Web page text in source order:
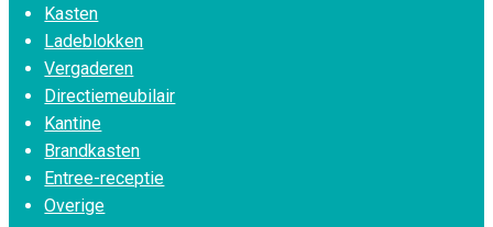
Kasten
Ladeblokken
Vergaderen
Directiemeubilair
Kantine
Brandkasten
Entree-receptie
Overige